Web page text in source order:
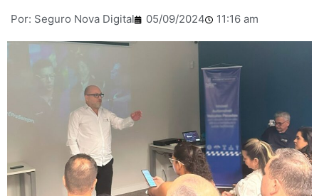
Por: Seguro Nova Digital 05/09/2024 11:16 am